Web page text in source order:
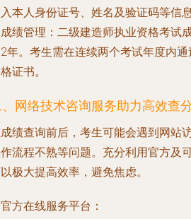
本人身份证号、姓名及验证码等信
成绩管理 ：二级建造师执业资格考试
年。考生需在连续两个考试年度内
证书。
网络技术咨询服务助力高效查
绩查询前后，考生可能会遇到网站
流程不熟等问题。充分利用官方及
极大提高效率，避免焦虑。
方在线服务平台：